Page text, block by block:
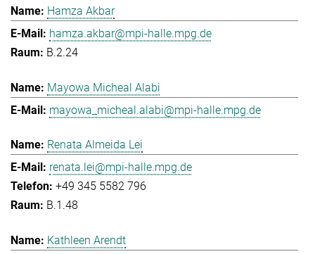
Hamza Akbar
hamza.akbar@mpi-halle.mpg.de
B.2.24
Mayowa Micheal Alabi
mayowa_micheal.alabi@mpi-halle.mpg.de
Renata Almeida Lei
renata.lei@mpi-halle.mpg.de
+49 345 5582 796
B.1.48
Kathleen Arendt